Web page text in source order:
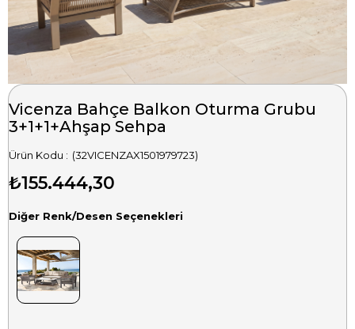
Vicenza Bahçe Balkon Oturma Grubu
3+1+1+Ahşap Sehpa
(32VICENZAX1501979723)
₺155.444,30
Diğer Renk/Desen Seçenekleri